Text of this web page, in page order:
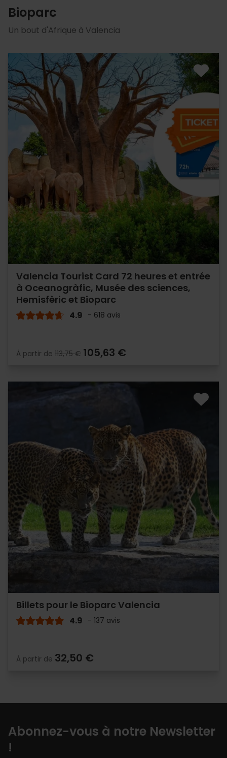
Bioparc
Un bout d'Afrique à Valencia
Valencia Tourist Card 72 heures et entrée
à Oceanogràfic, Musée des sciences,
Hemisfèric et Bioparc
4.9 - 618 avis
À partir de 113,75 € 105,63 €
Billets pour le Bioparc Valencia
4.9 - 137 avis
À partir de 32,50 €
Abonnez-vous à notre Newsletter
!